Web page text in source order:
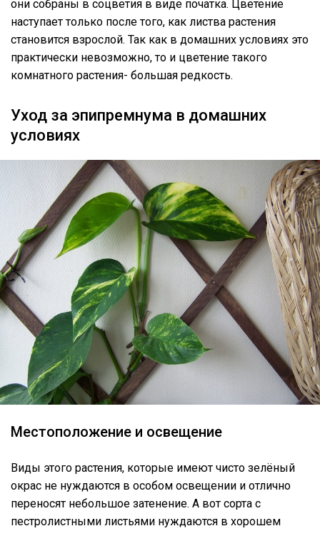
они собраны в соцветия в виде початка. Цветение
наступает только после того, как листва растения
становится взрослой. Так как в домашних условиях это
практически невозможно, то и цветение такого
комнатного растения- большая редкость.
Уход за эпипремнума в домашних
условиях
Местоположение и освещение
Виды этого растения, которые имеют чисто зелёный
окрас не нуждаются в особом освещении и отлично
переносят небольшое затенение. А вот сорта с
пестролистными листьями нуждаются в хорошем